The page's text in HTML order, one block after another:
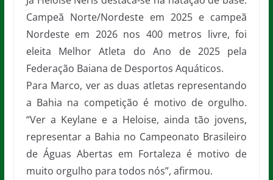
Campeã Norte/Nordeste em 2025 e campeã
Nordeste em 2026 nos 400 metros livre, foi
eleita Melhor Atleta do Ano de 2025 pela
Federação Baiana de Desportos Aquáticos.
Para Marco, ver as duas atletas representando
a Bahia na competição é motivo de orgulho.
“Ver a Keylane e a Heloise, ainda tão jovens,
representar a Bahia no Campeonato Brasileiro
de Águas Abertas em Fortaleza é motivo de
muito orgulho para todos nós”, afirmou.